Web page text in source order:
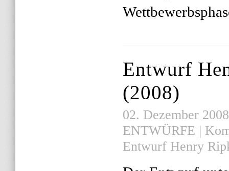
Entwurf
(2008)
02. Dezember
ENTWÜRFE |
Entwurf Henry